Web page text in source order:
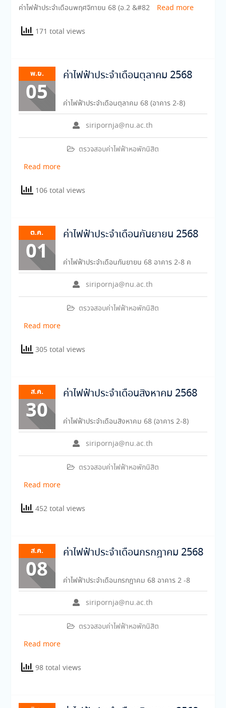
ค่าไฟฟ้าประจำเดือนพฤศจิกายน 68 (อ.2 &#82 Read more
171 total views
พ.ย.
05
ค่าไฟฟ้าประจำเดือนตุลาคม 2568
siripornja@nu.ac.th
ตรวจสอบค่าไฟฟ้าหอพักนิสิต
ค่าไฟฟ้าประจำเดือนตุลาคม 68 (อาคาร 2-8)
Read more
106 total views
ต.ค.
01
ค่าไฟฟ้าประจำเดือนกันยายน 2568
siripornja@nu.ac.th
ตรวจสอบค่าไฟฟ้าหอพักนิสิต
ค่าไฟฟ้าประจำเดือนกันยายน 68 อาคาร 2-8 ค
Read more
305 total views
ส.ค.
30
ค่าไฟฟ้าประจำเดือนสิงหาคม 2568
siripornja@nu.ac.th
ตรวจสอบค่าไฟฟ้าหอพักนิสิต
ค่าไฟฟ้าประจำเดือนสิงหาคม 68 (อาคาร 2-8)
Read more
452 total views
ส.ค.
08
ค่าไฟฟ้าประจำเดือนกรกฎาคม 2568
siripornja@nu.ac.th
ตรวจสอบค่าไฟฟ้าหอพักนิสิต
ค่าไฟฟ้าประจำเดือนกรกฎาคม 68 อาคาร 2 -8
Read more
98 total views